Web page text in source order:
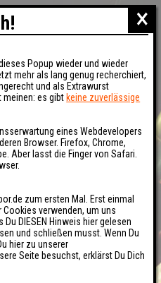
×
Popup wieder und wieder
mehr als lang genug recherchiert,
und als Extrawurst
meinen: es gibt keine zuverlässige
eines Webdevelopers
Browser. Firefox, Chrome,
Aber lasst die Finger von Safari.
zum ersten Mal. Erst einmal
verwenden, um uns
DIESEN Hinweis hier gelesen
und schließen musst. Wenn Du
hier zu unserer
Seite besuchst, erklärst Du Dich